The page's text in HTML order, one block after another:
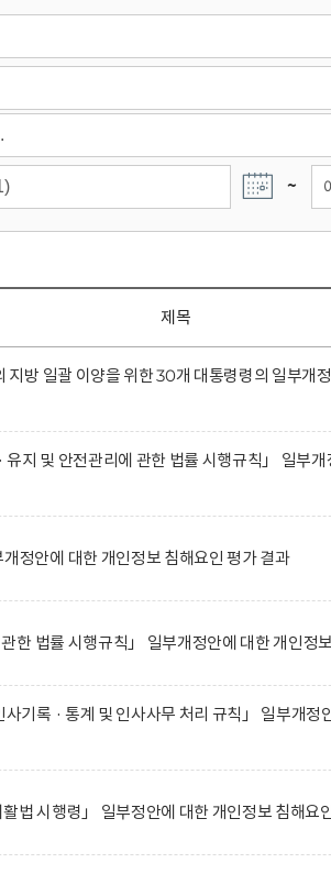
~
제목
지방 일괄 이양을 위한 30개 대통령령의 일부개
유지 및 안전관리에 관한 법률 시행규칙」 일부
개정안에 대한 개인정보 침해요인 평가 결과
관한 법률 시행규칙」 일부개정안에 대한 개인정
사기록 · 통계 및 인사사무 처리 규칙」 일부개정
활법 시행령」 일부정안에 대한 개인정보 침해요